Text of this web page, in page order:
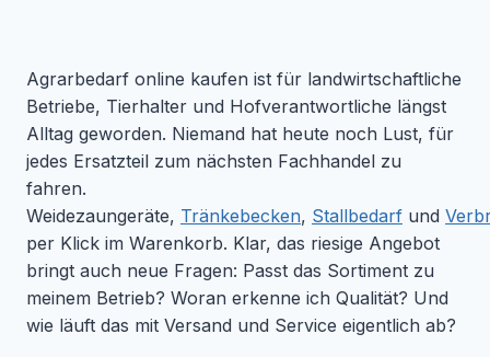
Agrarbedarf online kaufen ist für landwirtschaftliche
Betriebe, Tierhalter und Hofverantwortliche längst
Alltag geworden. Niemand hat heute noch Lust, für
jedes Ersatzteil zum nächsten Fachhandel zu
fahren.
Weidezaungeräte, Tränkebecken, Stallbedarf und
per Klick im Warenkorb. Klar, das riesige Angebot
bringt auch neue Fragen: Passt das Sortiment zu
meinem Betrieb? Woran erkenne ich Qualität? Und
wie läuft das mit Versand und Service eigentlich ab?